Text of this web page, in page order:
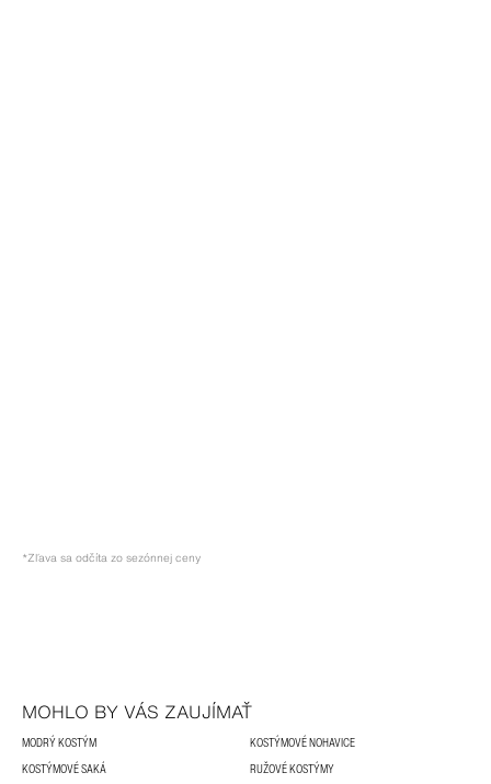
*Zľava sa odčíta zo sezónnej ceny
MOHLO BY VÁS ZAUJÍMAŤ
MODRÝ KOSTÝM
KOSTÝMOVÉ NOHAVICE
KOSTÝMOVÉ SAKÁ
RUŽOVÉ KOSTÝMY